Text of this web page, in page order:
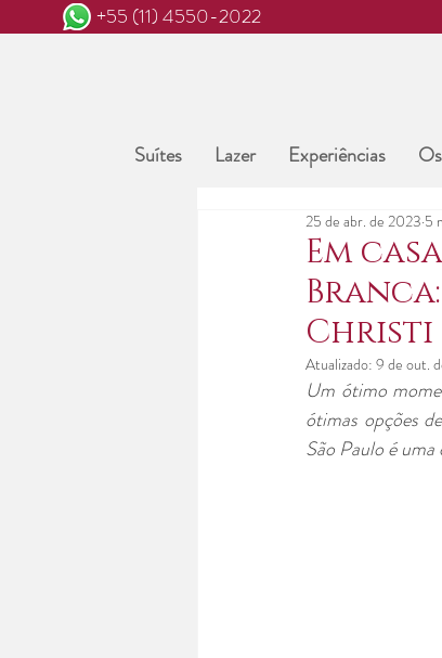
+55 (11) 4550-2022
Suítes Lazer Experiências
Em
Christi
25 de abr. de 2023 5
Atualizado: 9 de out.
Um ótimo
ótimas opções
São Paulo é